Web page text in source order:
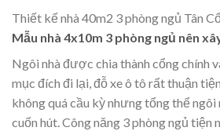
Thiết kế nhà 40m2 3 phòng ngủ Tân
Mẫu nhà 4x10m 3 phòng ngủ nên
Ngôi nhà được chia thành cổng chính
mục đích đi lại, đỗ xe ô tô rất thuận
không quá cầu kỳ nhưng tổng thể ngôi
cuốn hút. Công năng 3 phòng ngủ